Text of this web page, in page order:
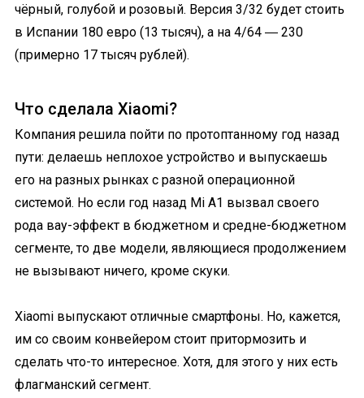
чёрный, голубой и розовый. Версия 3/32 будет стоить
в Испании 180 евро (13 тысяч), а на 4/64 ― 230
(примерно 17 тысяч рублей).
Что сделала Xiaomi?
Компания решила пойти по протоптанному год назад
пути: делаешь неплохое устройство и выпускаешь
его на разных рынках с разной операционной
системой. Но если год назад Mi A1 вызвал своего
рода вау-эффект в бюджетном и средне-бюджетном
сегменте, то две модели, являющиеся продолжением
не вызывают ничего, кроме скуки.
Xiaomi выпускают отличные смартфоны. Но, кажется,
им со своим конвейером стоит притормозить и
сделать что-то интересное. Хотя, для этого у них есть
флагманский сегмент.